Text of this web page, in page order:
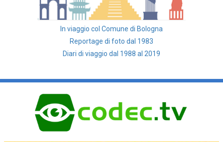
In viaggio col Comune di Bologna
Reportage di foto dal 1983
Diari di viaggio dal 1988 al 2019